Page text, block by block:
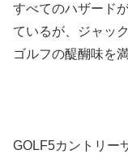
すべてのハザード
ているが、ジャッ
ゴルフの醍醐味を
GOLF5カントリー